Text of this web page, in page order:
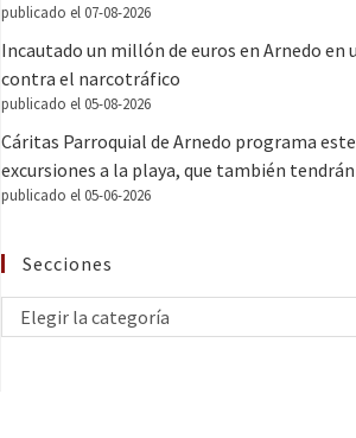
publicado el 07-08-2026
Incautado un millón de euros en Arnedo en
contra el narcotráfico
publicado el 05-08-2026
Cáritas Parroquial de Arnedo programa
excursiones a la playa, que también
publicado el 05-06-2026
Secciones
Elegir la categoría